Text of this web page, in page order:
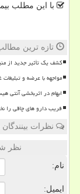
با این مطلب
تازه ترین
کشف یک تأثیر جدید از
مواجهه با عرضه و
ابهام در اثربخشی آنتی
فریب دارو های چاقی را
نظرات
نظر
نام:
ایمیل: